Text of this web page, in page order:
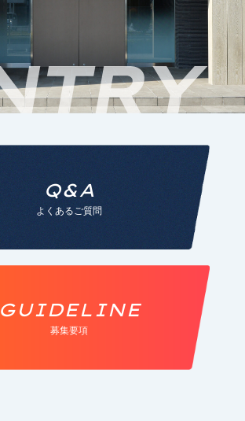
Q&A
よくあるご質問
GUIDELINE
募集要項